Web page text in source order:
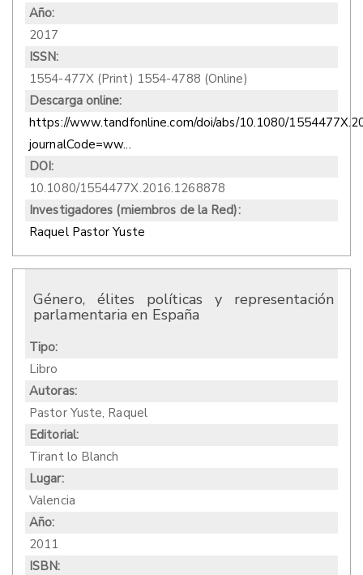
Año:
2017
ISSN:
1554-477X (Print) 1554-4788 (Online)
Descarga online:
https://www.tandfonline.com/doi/abs/10.1080/
journalCode=ww...
DOI:
10.1080/1554477X.2016.1268878
Investigadores (miembros de la Red):
Raquel Pastor Yuste
Género, élites políticas y representación
parlamentaria en España
Tipo:
Libro
Autoras:
Pastor Yuste, Raquel
Editorial:
Tirant lo Blanch
Lugar:
Valencia
Año:
2011
ISBN: